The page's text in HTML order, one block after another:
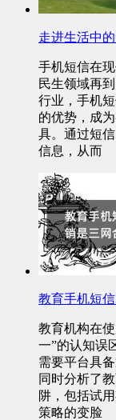
走进生活中
手机短信在
民生领域再
行业，手机
的优势，成
具。通过短
信息，从而
教育手机短
教育机构在
一”的认知误
需要平台具
同时分析了
阱，包括试
策略的变脸